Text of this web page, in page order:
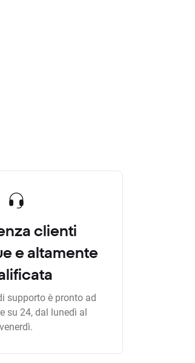
clienti
e altamente
supporto è pronto ad
su 24, dal lunedì al
venerdì.